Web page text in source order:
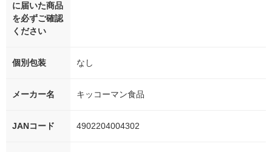
に届いた商品
を必ずご確認
ください
個別包装 なし
メーカー名 キッコーマン食品
JANコード 4902204004302